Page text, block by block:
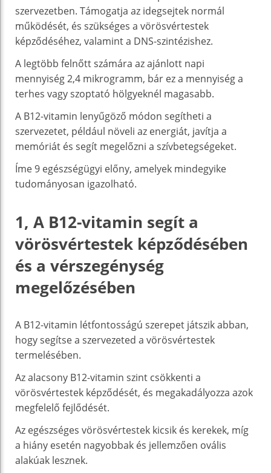
szervezetben. Támogatja az idegsejtek normál
működését, és szükséges a vörösvértestek
képződéséhez, valamint a DNS-szintézishez.
A legtöbb felnőtt számára az ajánlott napi
mennyiség 2,4 mikrogramm, bár ez a mennyiség a
terhes vagy szoptató hölgyeknél magasabb.
A B12-vitamin lenyűgöző módon segítheti a
szervezetet, például növeli az energiát, javítja a
memóriát és segít megelőzni a szívbetegségeket.
Íme 9 egészségügyi előny, amelyek mindegyike
tudományosan igazolható.
1, A B12-vitamin segít a
vörösvértestek képződésében
és a vérszegénység
megelőzésében
A B12-vitamin létfontosságú szerepet játszik abban,
hogy segítse a szervezeted a vörösvértestek
termelésében.
Az alacsony B12-vitamin szint csökkenti a
vörösvértestek képződését, és megakadályozza azok
megfelelő fejlődését.
Az egészséges vörösvértestek kicsik és kerekek, míg
a hiány esetén nagyobbak és jellemzően ovális
alakúak lesznek.